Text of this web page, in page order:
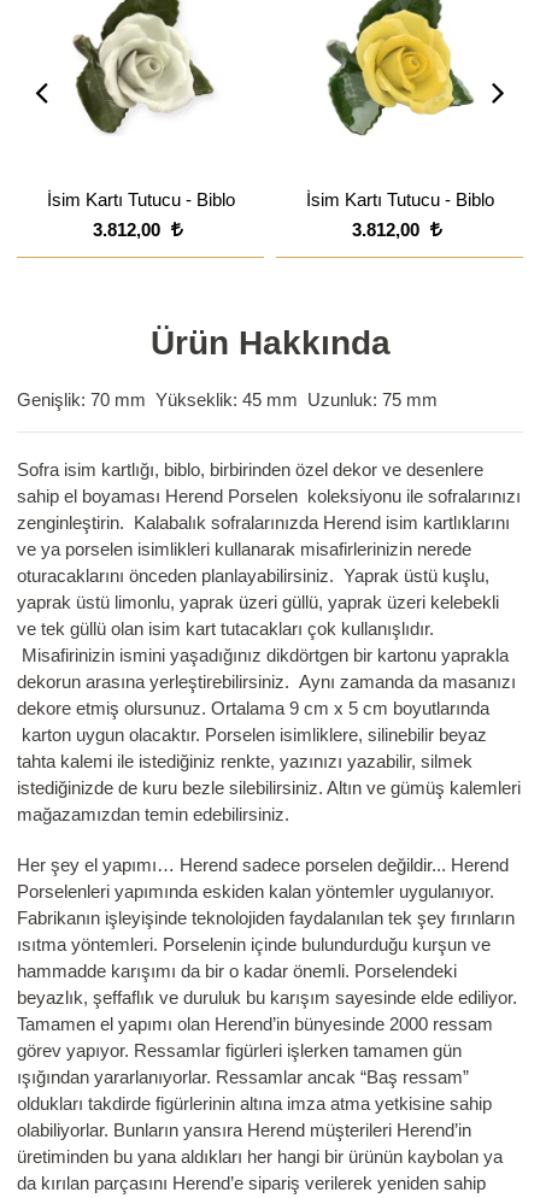
İsim Kartı Tutucu - Biblo
3.812,00
İsim Kartı Tutucu - Biblo
3.812,00
Ürün Hakkında
Genişlik: 70 mm Yükseklik: 45 mm Uzunluk: 75 mm
Sofra isim kartlığı, biblo, birbirinden özel dekor ve desenlere
sahip el boyaması Herend Porselen koleksiyonu ile sofralarınızı
zenginleştirin. Kalabalık sofralarınızda Herend isim kartlıklarını
ve ya porselen isimlikleri kullanarak misafirlerinizin nerede
oturacaklarını önceden planlayabilirsiniz. Yaprak üstü kuşlu,
yaprak üstü limonlu, yaprak üzeri güllü, yaprak üzeri kelebekli
ve tek güllü olan isim kart tutacakları çok kullanışlıdır.
Misafirinizin ismini yaşadığınız dikdörtgen bir kartonu yaprakla
dekorun arasına yerleştirebilirsiniz. Aynı zamanda da masanızı
dekore etmiş olursunuz. Ortalama 9 cm x 5 cm boyutlarında
karton uygun olacaktır. Porselen isimliklere, silinebilir beyaz
tahta kalemi ile istediğiniz renkte, yazınızı yazabilir, silmek
istediğinizde de kuru bezle silebilirsiniz. Altın ve gümüş kalemleri
mağazamızdan temin edebilirsiniz.
Her şey el yapımı… Herend sadece porselen değildir... Herend
Porselenleri yapımında eskiden kalan yöntemler uygulanıyor.
Fabrikanın işleyişinde teknolojiden faydalanılan tek şey fırınların
ısıtma yöntemleri. Porselenin içinde bulundurduğu kurşun ve
hammadde karışımı da bir o kadar önemli. Porselendeki
beyazlık, şeffaflık ve duruluk bu karışım sayesinde elde ediliyor.
Tamamen el yapımı olan Herend’in bünyesinde 2000 ressam
görev yapıyor. Ressamlar figürleri işlerken tamamen gün
ışığından yararlanıyorlar. Ressamlar ancak “Baş ressam”
oldukları takdirde figürlerinin altına imza atma yetkisine sahip
olabiliyorlar. Bunların yansıra Herend müşterileri Herend’in
üretiminden bu yana aldıkları her hangi bir ürünün kaybolan ya
da kırılan parçasını Herend’e sipariş verilerek yeniden sahip